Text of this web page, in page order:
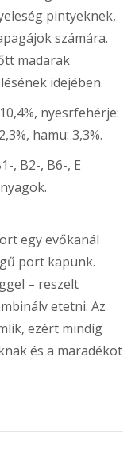
pintyeknek,
számára.
madarak
idejében.
nyesrfehérje:
hamu: 3,3%.
, B2-, B6-, E
egy evőkanál
port kapunk.
– reszelt
etetni. Az
ezért mindíg
és a maradékot